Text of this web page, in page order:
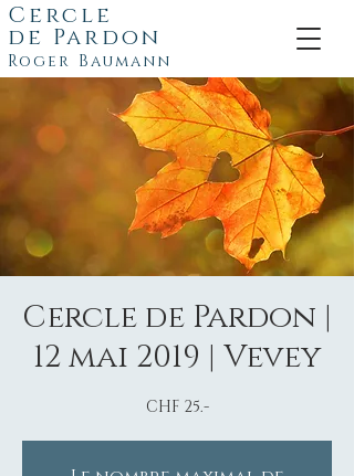
Cercle
de Pardon
Roger Baumann
Cercle de Pardon |
12 mai 2019 | Vevey
CHF 25.-